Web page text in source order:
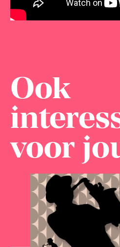
Ook
voor